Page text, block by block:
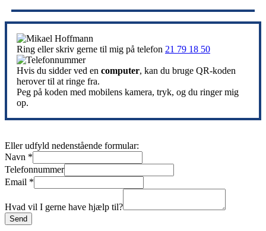
Ring eller skriv gerne til mig på telefon 21 79 18 50
Hvis du sidder ved en computer, kan du bruge QR-koden
herover til at ringe fra.
Peg på koden med mobilens kamera, tryk, og du ringer mig
op.
Eller udfyld nedenstående formular:
Navn *
Telefonnummer
Email *
Hvad vil I gerne have hjælp til?
Send